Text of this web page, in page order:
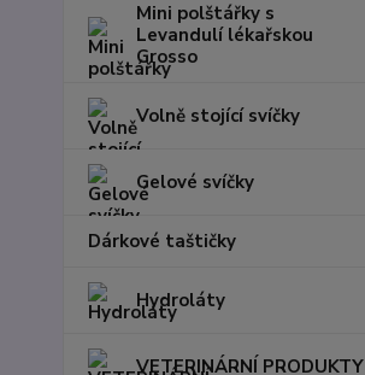
Mini polštářky s
Levandulí lékařskou
Grosso
Volně stojící svíčky
Gelové svíčky
Dárkové taštičky
Hydroláty
VETERINÁRNÍ PRODUKTY